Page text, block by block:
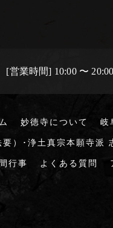
[営業時間] 10:00 〜
妙徳寺について 岐
）･浄土真宗本願寺派
行事 よくある質問